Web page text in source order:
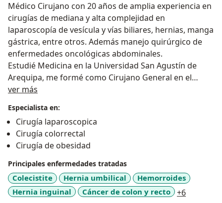
Médico Cirujano con 20 años de amplia experiencia en
cirugías de mediana y alta complejidad en
laparoscopía de vesícula y vías biliares, hernias, manga
gástrica, entre otros. Además manejo quirúrgico de
enfermedades oncológicas abdominales.
Estudié Medicina en la Universidad San Agustín de
Arequipa, me formé como Cirujano General en el
Hospital Nacional Arzobispo Loayza, donde soy
actualidad.
Realicé estudios de coloproctologia en la Universidad
del Nordeste en Corrientes Argentina.
Soy docente de Cirugía en la Universidad Científica del
Sur.
Realicé estudios de master en cirugía de la obesidad
en universidad Federico de Victoria España el año 2021
al 2022.
ver más
Especialista en:
Cirugía laparoscopica
Cirugía colorrectal
Cirugía de obesidad
Principales enfermedades tratadas
Colecistite Hernia umbilical
Hemorroides
Hernia inguinal
Cáncer de colon y recto +6